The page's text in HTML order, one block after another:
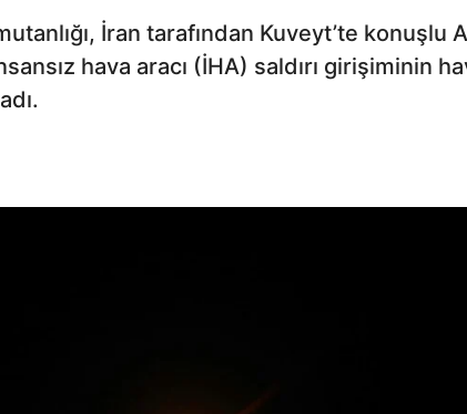
İran tarafından Kuveyt’te
hava aracı (İHA) saldırı girişiminin